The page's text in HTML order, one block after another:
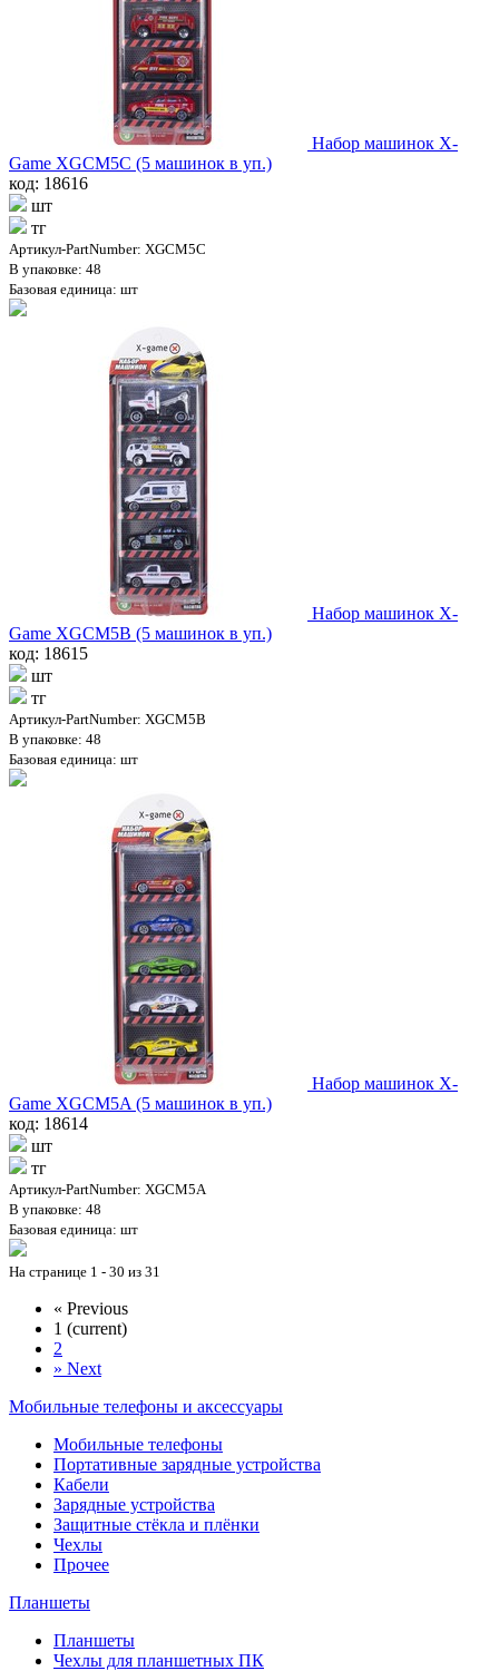
Набор машинок X-
Game XGCM5C (5 машинок в уп.)
код: 18616
шт
тг
Артикул-PartNumber: XGCM5C
В упаковке: 48
Базовая единица: шт
Набор машинок X-
Game XGCM5B (5 машинок в уп.)
код: 18615
шт
тг
Артикул-PartNumber: XGCM5B
В упаковке: 48
Базовая единица: шт
Набор машинок X-
Game XGCM5A (5 машинок в уп.)
код: 18614
шт
тг
Артикул-PartNumber: XGCM5A
В упаковке: 48
Базовая единица: шт
На странице 1 - 30 из 31
« Previous
1 (current)
2
» Next
Мобильные телефоны и аксессуары
Мобильные телефоны
Портативные зарядные устройства
Кабели
Зарядные устройства
Защитные стёкла и плёнки
Чехлы
Прочее
Планшеты
Планшеты
Чехлы для планшетных ПК